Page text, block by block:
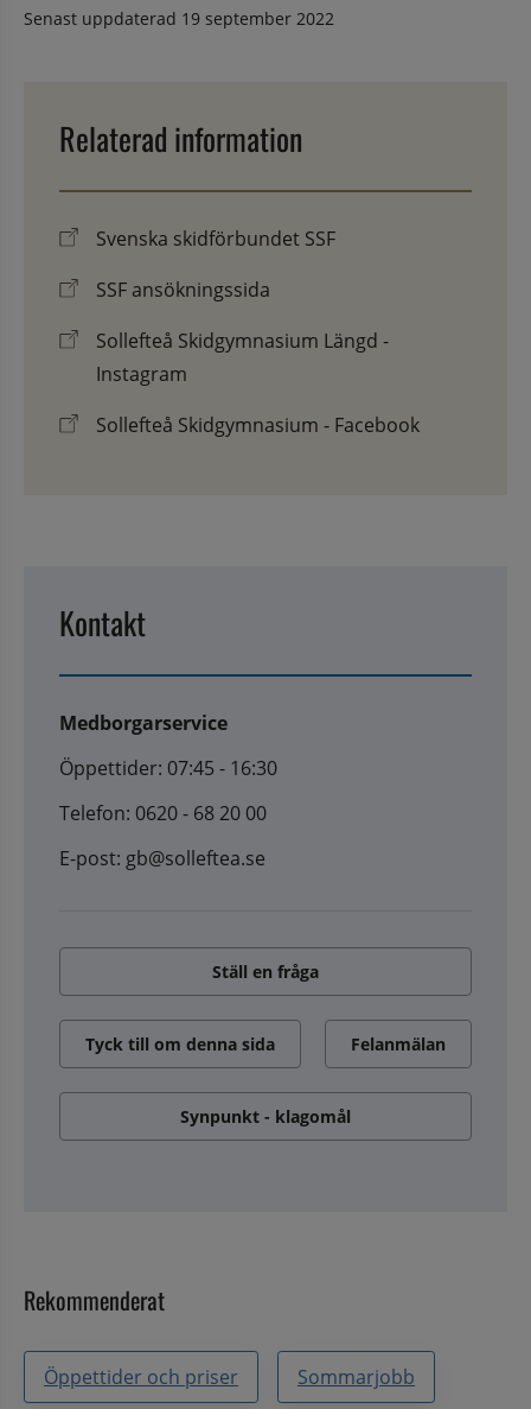
Senast uppdaterad 19 september 2022
Relaterad information
Svenska skidförbundet SSF
SSF ansökningssida
Sollefteå Skidgymnasium Längd -
Instagram
Sollefteå Skidgymnasium - Facebook
Kontakt
Medborgarservice
Öppettider: 07:45 - 16:30
Telefon: 0620 - 68 20 00
E-post: gb@solleftea.se
Ställ en fråga
Tyck till om denna sida Felanmälan
Synpunkt - klagomål
Rekommenderat
Öppettider och priser Sommarjobb